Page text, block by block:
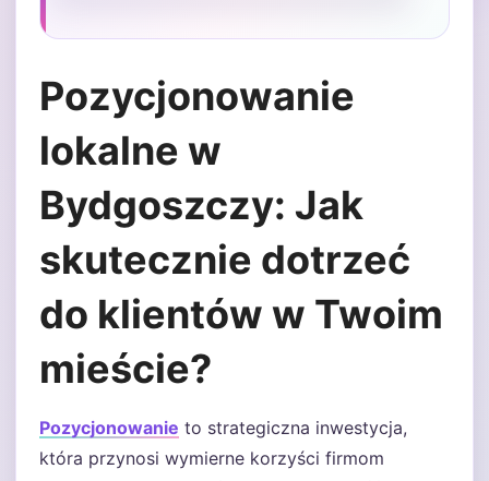
Pozycjonowanie
lokalne w
Bydgoszczy: Jak
skutecznie dotrzeć
do klientów w Twoim
mieście?
Pozycjonowanie to strategiczna inwestycja,
która przynosi wymierne korzyści firmom